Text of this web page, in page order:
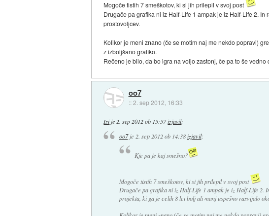
Mogoče tistih 7 smeškotov, ki si jih prilepil v svoj post
Drugače pa grafika ni iz Half-Life 1 ampak je iz Half-Life 2.
prostovoljcev.
Kolikor je meni znano (če se motim naj me nekdo popravi)
z izboljšano grafiko.
Rečeno je bilo, da bo igra na voljo zastonj, če pa to še vedno
oo7
::2. sep 2012, 16:33
Izije 2. sep 2012 ob 15:57izjavil:
oo7je 2. sep 2012 ob 14:38 izjavil:
Kje pa je kaj smešno?
Mogoče tistih 7 smeškotov, ki si jih prilepil v svoj post
Drugače pa grafika ni iz Half-Life 1 ampak je iz Half-Life 2.
projekta, ki ga je celih 8 let bolj ali manj uspešno razvijalo